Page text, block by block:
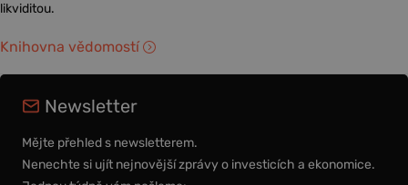
likviditou.
Knihovna vědomostí
Newsletter
Mějte přehled s newsletterem.
Nenechte si ujít nejnovější zprávy o investicích a ekonomice.